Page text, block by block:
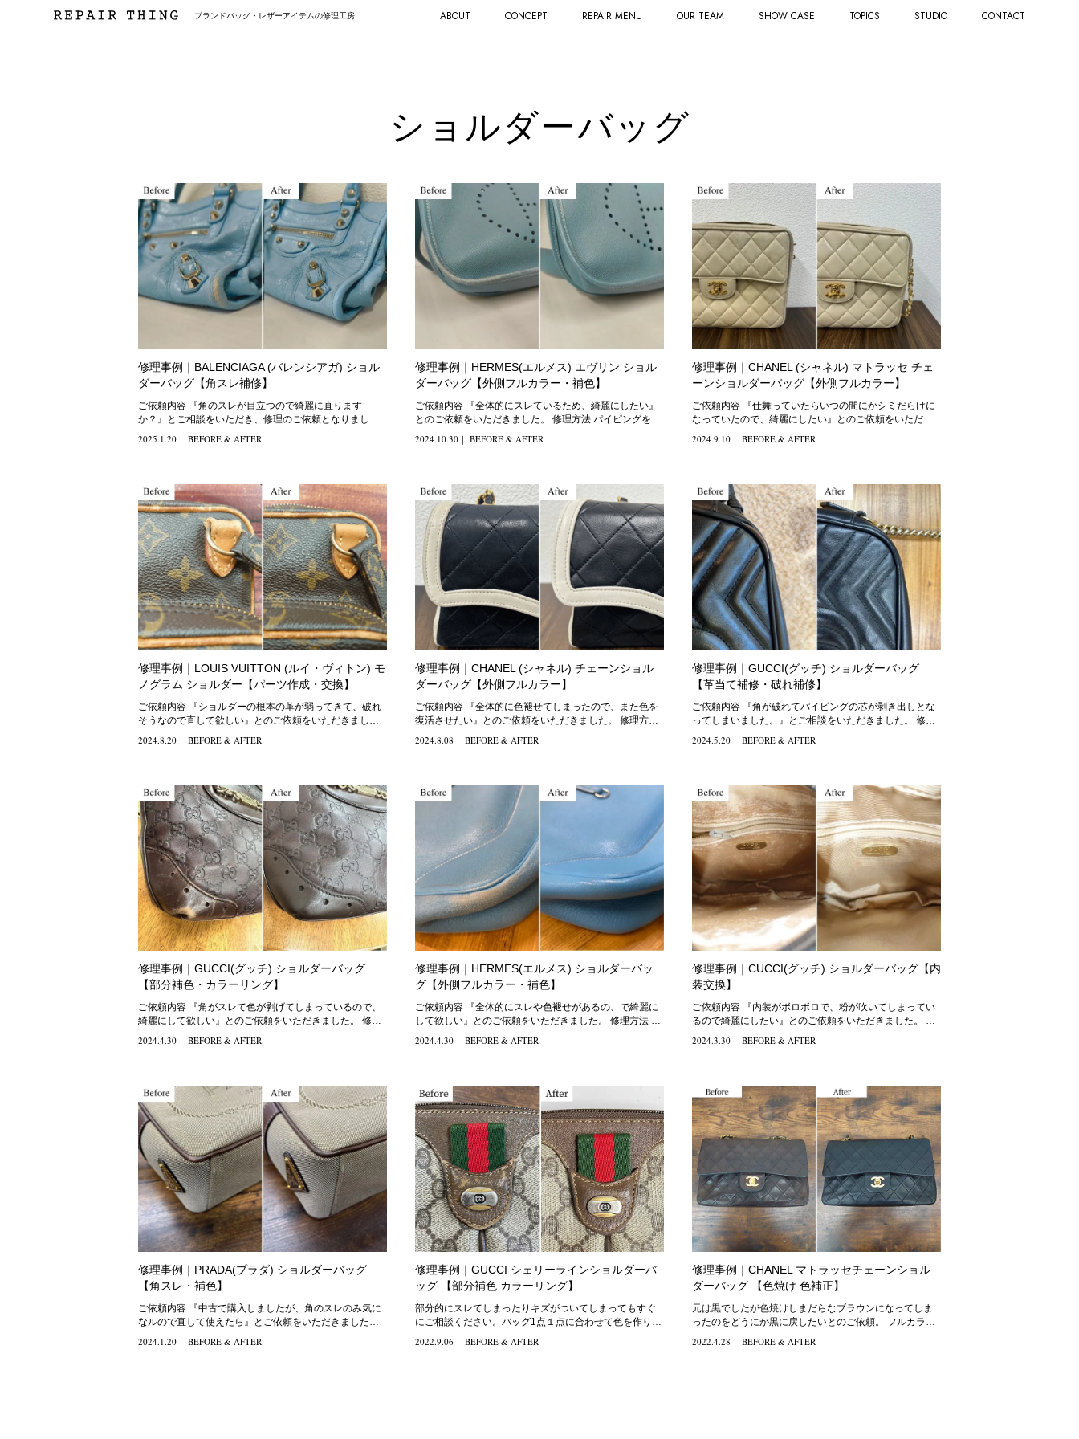
ブランドバッグ・レザーアイテムの修理工房 ABOUT CONCEPT REPAIR MENU OUR TEAM SHOW CASE TOPICS STUDIO CONTACT
ショルダーバッグ
修理事例｜BALENCIAGA (バレンシアガ) ショル
ダーバッグ【角スレ補修】
ご依頼内容 『角のスレが目立つので綺麗に直ります
か？』とご相談をいただき、修理のご依頼となりまし
た。 修理方法
2025.1.20 ｜ BEFORE & AFTER
修理事例｜HERMES(エルメス) エヴリン ショル
ダーバッグ【外側フルカラー・補色】
ご依頼内容 『全体的にスレているため、綺麗にしたい』
とのご依頼をいただきました。 修理方法 パイピングを中
心に、全体的に
2024.10.30 ｜ BEFORE & AFTER
修理事例｜CHANEL (シャネル) マトラッセ チェ
ーンショルダーバッグ【外側フルカラー】
ご依頼内容 『仕舞っていたらいつの間にかシミだらけに
なっていたので、綺麗にしたい』とのご依頼をいただき
ました。 修理方
2024.9.10 ｜ BEFORE & AFTER
修理事例｜LOUIS VUITTON (ルイ・ヴィトン) モ
ノグラム ショルダー【パーツ作成・交換】
ご依頼内容 『ショルダーの根本の革が弱ってきて、破れ
そうなので直して欲しい』とのご依頼をいただきまし
2024.8.20 ｜ BEFORE & AFTER
修理事例｜CHANEL (シャネル) チェーンショル
ダーバッグ【外側フルカラー】
ご依頼内容 『全体的に色褪せてしまったので、また色を
復活させたい』とのご依頼をいただきました。 修理方法
2024.8.08 ｜ BEFORE & AFTER
修理事例｜GUCCI(グッチ) ショルダーバッグ
【革当て補修・破れ補修】
ご依頼内容 『角が破れてパイピングの芯が剥き出しとな
ってしまいました。』とご相談をいただきました。 修理
2024.5.20 ｜ BEFORE & AFTER
修理事例｜GUCCI(グッチ) ショルダーバッグ
【部分補色・カラーリング】
ご依頼内容 『角がスレて色が剥げてしまっているので、
綺麗にして欲しい』とのご依頼をいただきました。 修理
2024.4.30 ｜ BEFORE & AFTER
修理事例｜HERMES(エルメス) ショルダーバッ
グ【外側フルカラー・補色】
ご依頼内容 『全体的にスレや色褪せがあるの、で綺麗に
して欲しい』とのご依頼をいただきました。 修理方法 特
2024.4.30 ｜ BEFORE & AFTER
修理事例｜CUCCI(グッチ) ショルダーバッグ【内
装交換】
ご依頼内容 『内装がボロボロで、粉が吹いてしまってい
るので綺麗にしたい』とのご依頼をいただきました。 修
2024.3.30 ｜ BEFORE & AFTER
修理事例｜PRADA(プラダ) ショルダーバッグ
【角スレ・補色】
ご依頼内容 『中古で購入しましたが、角のスレのみ気に
なルので直して使えたら』とご依頼をいただきました。
修理方法 角のみ
2024.1.20 ｜ BEFORE & AFTER
修理事例｜GUCCI シェリーラインショルダーバ
ッグ 【部分補色 カラーリング】
部分的にスレてしまったりキズがついてしまってもすぐ
にご相談ください。バッグ1点１点に合わせて色を作り補
修しているので部分的なスレやキズも周り
2022.9.06 ｜ BEFORE & AFTER
修理事例｜CHANEL マトラッセチェーンショル
ダーバッグ 【色焼け 色補正】
元は黒でしたが色焼けしまだらなブラウンになってしま
ったのをどうにか黒に戻したいとのご依頼。 フルカラー
で艶のある黒を取り戻しました。
2022.4.28 ｜ BEFORE & AFTER